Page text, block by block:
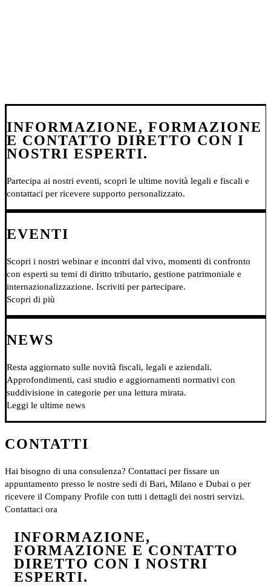
INFORMAZIONE, FORMAZIONE
E CONTATTO DIRETTO CON I
NOSTRI ESPERTI.
Partecipa ai nostri eventi, scopri le ultime novità legali e fiscali e
contattaci per ricevere supporto personalizzato.
EVENTI
Scopri i nostri webinar e incontri dal vivo, momenti di confronto
con esperti su temi di diritto tributario, gestione patrimoniale e
internazionalizzazione. Iscriviti per partecipare.
Scopri di più
NEWS
Resta aggiornato sulle novità fiscali, legali e aziendali.
Approfondimenti, casi studio e aggiornamenti normativi con
suddivisione in categorie per una lettura mirata.
Leggi le ultime news
CONTATTI
Hai bisogno di una consulenza? Contattaci per fissare un
appuntamento presso le nostre sedi di Bari, Milano e Dubai o per
ricevere il Company Profile con tutti i dettagli dei nostri servizi.
Contattaci ora
INFORMAZIONE,
FORMAZIONE E CONTATTO
DIRETTO CON I NOSTRI
ESPERTI.